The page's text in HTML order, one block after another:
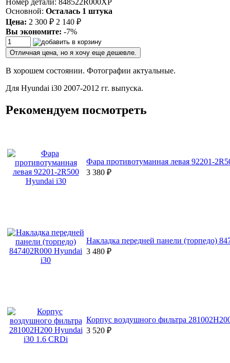
Основной: Осталась 1 штука
Цена: 2 300 ₽ 2 140 ₽
Вы экономите: -7%
Отличная цена, но я хочу еще дешевле.
В хорошем состоянии. Фотографии актуальные.
Для Hyundai i30 2007-2012 гг. выпуска.
Рекомендуем посмотреть
Фара противотуманная левая 92201-
3 380 ₽
Накладка передней панели (торпедо)
3 480 ₽
Корпус воздушного фильтра
3 520 ₽